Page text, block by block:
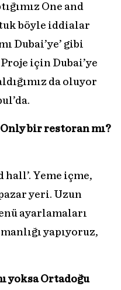
One and
böyle iddialar
Dubai’ye’ gibi
için Dubai’ye
da oluyor
bir restoran mı?
hall’. Yeme içme,
yeri. Uzun
ayarlamaları
yapıyoruz,
yoksa Ortadoğu